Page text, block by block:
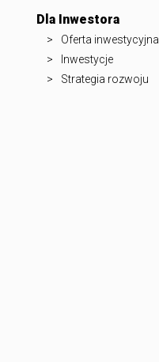
Dla Inwestora
Oferta inwestycyjna
Inwestycje
Strategia rozwoju